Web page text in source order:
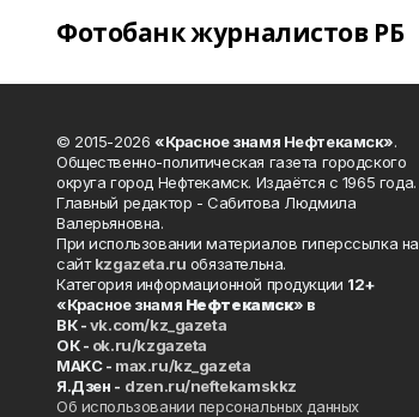
Фотобанк журналистов РБ
© 2015-2026 «Красное знамя Нефтекамск».
Общественно-политическая газета городского
округа город Нефтекамск. Издаётся с 1965 года.
Главный редактор - Сабитова Людмила
Валерьяновна.
При использовании материалов гиперссылка на
сайтkzgazeta.ru обязательна.
Категория информационной продукции 12+
«Красное знамя Нефтекамск» в
ВК -vk.com/kz_gazeta
ОК - ok.ru/kzgazeta
MAKC - max.ru/kz_gazeta
Я.Дзен - dzen.ru/neftekamskkz
Об использовании персональных данных